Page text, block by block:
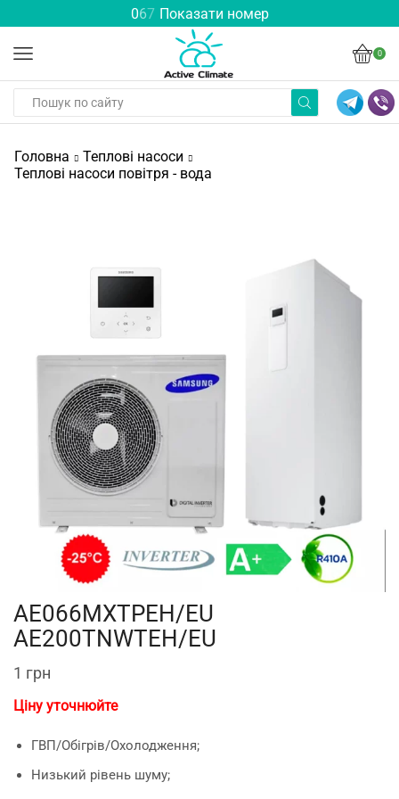
067 Показати номер
0
Головна
Теплові насоси
Теплові насоси повітря - вода
AE066MXTPEH/EU
AE200TNWTEH/EU
1 грн
Ціну уточнюйте
ГВП/Обігрів/Охолодження;
Низький рівень шуму;